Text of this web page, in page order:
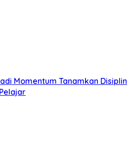
Momentum Tanamkan Disiplin